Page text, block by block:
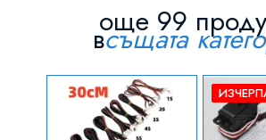
още 99
всъщата